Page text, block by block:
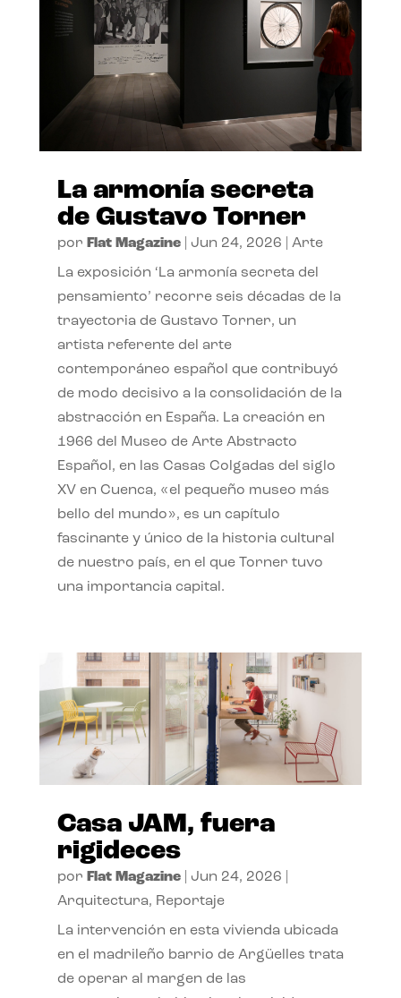
La armonía secreta
de Gustavo Torner
por Flat Magazine| Jun 24, 2026 Arte
La exposición ‘La armonía secreta del
pensamiento’ recorre seis décadas de la
trayectoria de Gustavo Torner, un
artista referente del arte
contemporáneo español que contribuyó
de modo decisivo a la consolidación de la
abstracción en España. La creación en
1966 del Museo de Arte Abstracto
Español, en las Casas Colgadas del siglo
XV en Cuenca, «el pequeño museo más
bello del mundo», es un capítulo
fascinante y único de la historia cultural
de nuestro país, en el que Torner tuvo
una importancia capital.
Casa JAM, fuera
rigideces
por Flat Magazine| Jun 24, 2026
Arquitectura, Reportaje
La intervención en esta vivienda ubicada
en el madrileño barrio de Argüelles trata
de operar al margen de las